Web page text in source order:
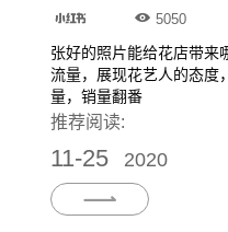
5050
张好的照片能给花店带来
流量，展现花艺人的态度
量，销量翻番
推荐阅读:
11-25 2020